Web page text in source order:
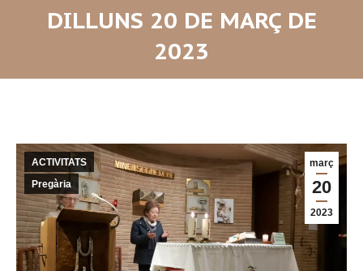
DILLUNS 20 DE MARÇ DE
2023
març
20
2023
ACTIVITATS
Pregària